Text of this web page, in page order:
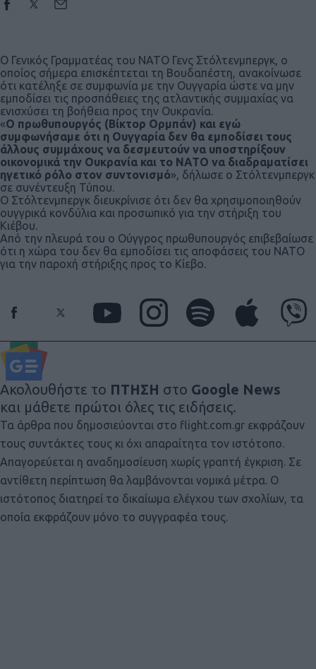
Ο Γενικός Γραμματέας του ΝΑΤΟ Γενς Στόλτενμπεργκ, ο
οποίος σήμερα επισκέπτεται τη Βουδαπέστη, ανακοίνωσε
ότι κατέληξε σε συμφωνία με την Ουγγαρία ώστε να μην
εμποδίσει τις προσπάθειες της ατλαντικής συμμαχίας να
ενισχύσει τη βοήθεια προς την Ουκρανία.
«Ο πρωθυπουργός (Βίκτορ Ορμπάν) και εγώ
συμφωνήσαμε ότι η Ουγγαρία δεν θα εμποδίσει τους
άλλους συμμάχους να δεσμευτούν να υποστηρίξουν
οικονομικά την Ουκρανία και το ΝΑΤΟ να διαδραματίσει
ηγετικό ρόλο στον συντονισμό», δήλωσε ο Στόλτενμπεργκ
σε συνέντευξη Τύπου.
Ο Στόλτενμπεργκ διευκρίνισε ότι δεν θα χρησιμοποιηθούν
ουγγρικά κονδύλια και προσωπικό για την στήριξη του
Κιέβου.
Από την πλευρά του ο Ούγγρος πρωθυπουργός επιβεβαίωσε
ότι η χώρα του δεν θα εμποδίσει τις αποφάσεις του ΝΑΤΟ
για την παροχή στήριξης προς το Κίεβο.
Ακολουθήστε το ΠΤΗΣΗ στο Google News
και μάθετε πρώτοι όλες τις ειδήσεις.
Τα άρθρα που δημοσιεύονται στο flight.com.gr εκφράζουν
τους συντάκτες τους κι όχι απαραίτητα τον ιστότοπο.
Απαγορεύεται η αναδημοσίευση χωρίς γραπτή έγκριση. Σε
αντίθετη περίπτωση θα λαμβάνονται νομικά μέτρα. Ο
ιστότοπος διατηρεί το δικαίωμα ελέγχου των σχολίων, τα
οποία εκφράζουν μόνο το συγγραφέα τους.